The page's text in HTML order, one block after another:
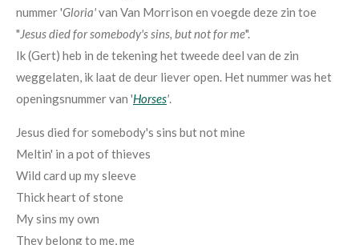
nummer 'Gloria'van Van Morrison en voegde deze zin toe
" Jesus died for somebody's sins, but not for me".
Ik (Gert) heb in de tekening het tweede deel van de zin
weggelaten, ik laat de deur liever open. Het nummer was het
openingsnummer van 'Horses'
Jesus died for somebody's sins but not mine
Meltin' in a pot of thieves
Wild card up my sleeve
Thick heart of stone
My sins my own
They belong to me, me